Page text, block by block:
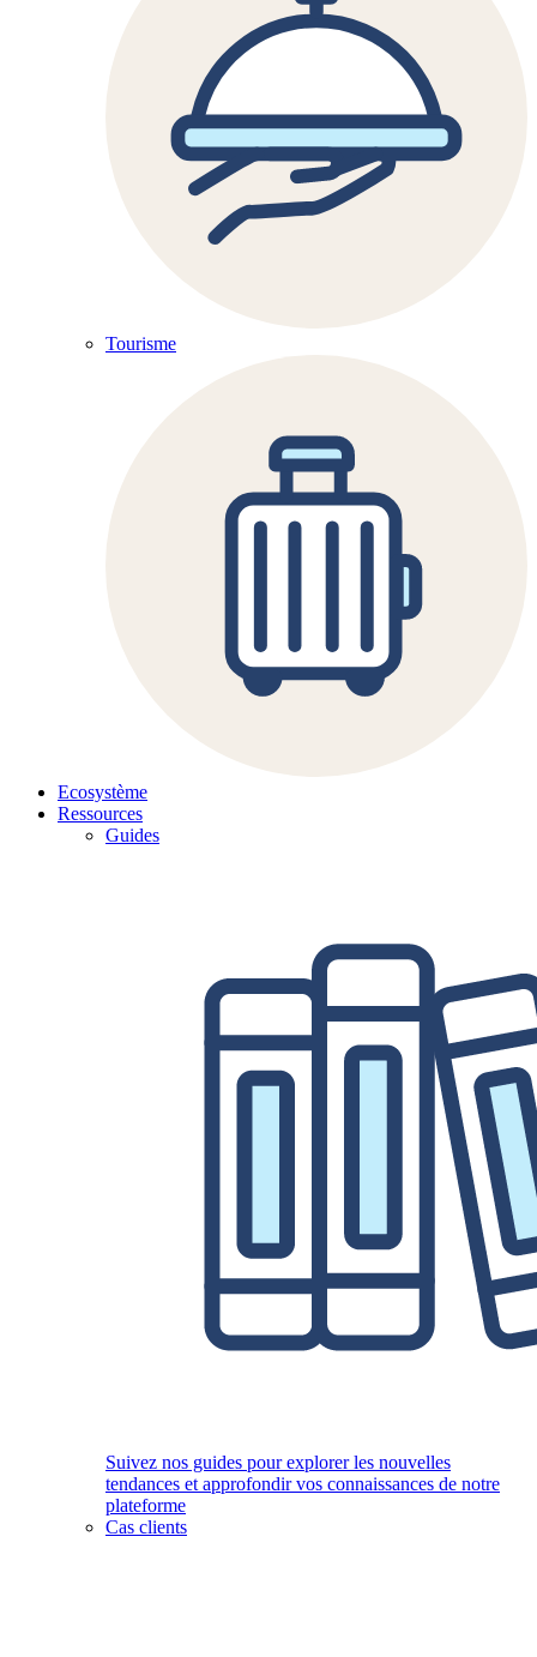
Tourisme
Ecosystème
Ressources
Guides
Suivez nos guides pour explorer les nouvelles
tendances et approfondir vos connaissances de notre
plateforme
Cas clients